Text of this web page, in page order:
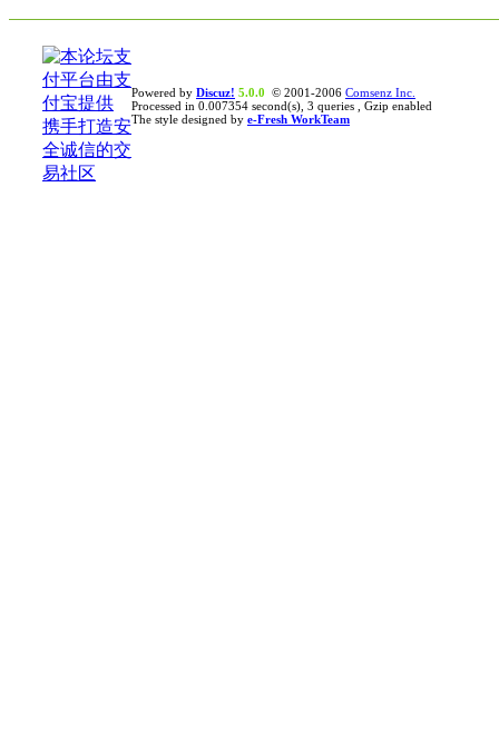
Powered by Discuz! 5.0.0 © 2001-2006 Comsenz Inc.
Processed in 0.007354 second(s), 3 queries , Gzip enabled
The style designed by e-Fresh WorkTeam